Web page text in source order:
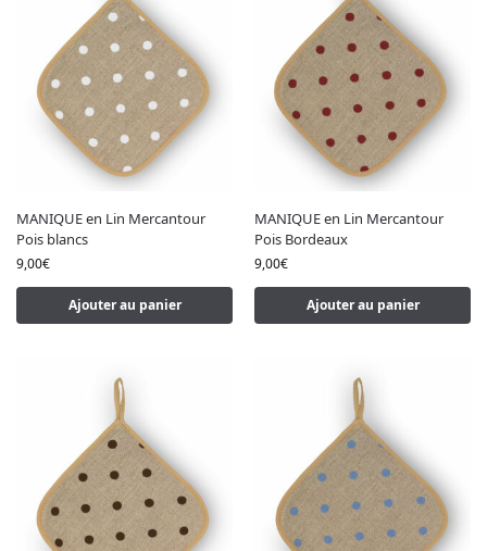
MANIQUE en Lin Mercantour
Pois blancs
9,00€
Ajouter au panier
MANIQUE en Lin Mercantour
Pois Bordeaux
9,00€
Ajouter au panier